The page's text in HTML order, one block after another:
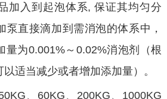
加入到起泡体系, 保证其均匀分
泵直接滴加到需消泡的体系中，
量为0.001%～0.02%消泡剂（根
适当减少或者增加添加量）。
、60KG、200KG、1000KG